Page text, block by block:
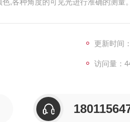
,各种角度的可见光进行准确的测量。
更新时间
访问量：